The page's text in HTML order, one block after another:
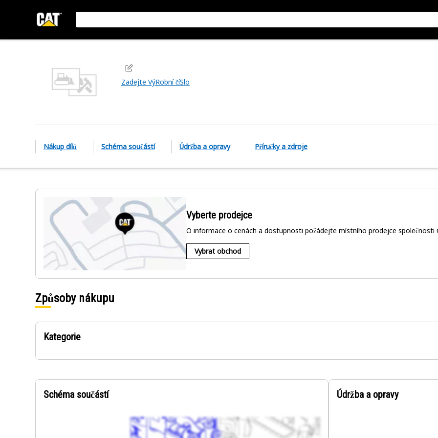
Zadejte VýRobní číSlo
Nákup dílů Schéma součástí Údržba a opravy Příručky a zdroje
Vyberte prodejce
O informace o cenách a dostupnosti požádejte místního prodejce společnosti
Vybrat obchod
Způsoby nákupu
Kategorie
Schéma součástí Údržba a opravy